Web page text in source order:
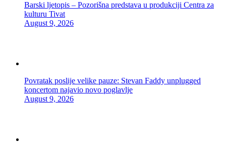
Barski ljetopis – Pozorišna predstava u produkciji Centra za
kulturu Tivat
August 9, 2026
Povratak poslije velike pauze: Stevan Faddy unplugged
koncertom najavio novo poglavlje
August 9, 2026